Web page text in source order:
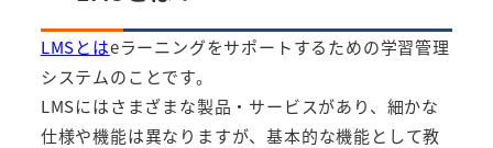
LMSとはeラーニングをサポートするための学習管理
システムのことです。
LMSにはさまざまな製品・サービスがあり、細かな
仕様や機能は異なりますが、基本的な機能として教